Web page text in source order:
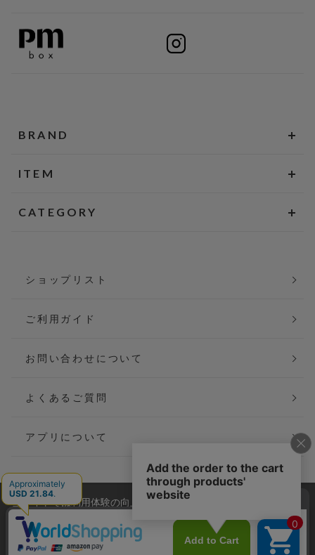
BRAND
ITEM
CATEGORY
ショップリスト
ご利用ガイド
お問い合わせについて
よくあるご質問
アプリについて
会社概要
ご利用規約
個人情報保護方針
当サイトでは利用体験の向上およびコンテンツの最適な提供、ト
ラフィックの分析を目的としてCookieを使用しています。
サイトの閲覧を継続された場合、Cookieの利用に同意したことも
のといたします。